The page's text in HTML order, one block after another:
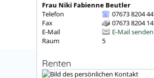
Frau Niki Fabienne Beutler
Telefon
07673 8204 44
Fax
07673 8204 14
E-Mail
E-Mail senden
Raum
5
Renten